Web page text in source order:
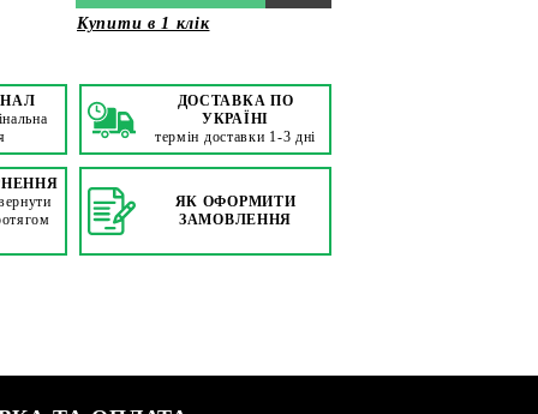
Купити в 1 клік
ДОСТАВКА ПО
УКРАЇНІ
термін доставки 1-3 дні
ЯК ОФОРМИТИ
ЗАМОВЛЕННЯ